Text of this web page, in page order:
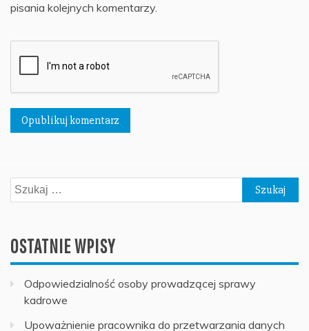
pisania kolejnych komentarzy.
Szukaj:
OSTATNIE WPISY
Odpowiedzialność osoby prowadzącej sprawy
kadrowe
Upoważnienie pracownika do przetwarzania danych